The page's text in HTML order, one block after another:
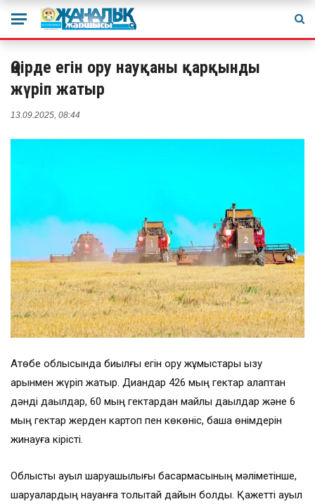
Өңірде егін ору науқаны қарқынды
жүріп жатыр
13.09.2025, 08:44
Ақтөбе облысында биылғы егін ору жұмыстары қызу
қарқынмен жүріп жатыр. Диқандар 426 мың гектар алқаптан
дәнді дақылдар, 60 мың гектардан майлы дақылдар және 6
мың гектар жерден картоп пен көкөніс, бақша өнімдерін
жинауға кірісті.
Облыстық ауыл шаруашылығы басқармасының мәліметінше,
шаруалардың науқанға толықтай дайын болды. Қажетті ауыл